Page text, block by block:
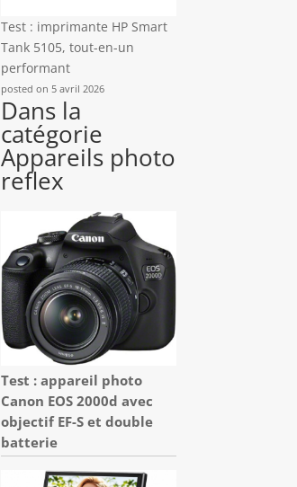
Test : imprimante HP Smart
Tank 5105, tout-en-un
performant
posted on 5 avril 2026
Dans la
catégorie
Appareils photo
reflex
Test : appareil photo
Canon EOS 2000d avec
objectif EF-S et double
batterie